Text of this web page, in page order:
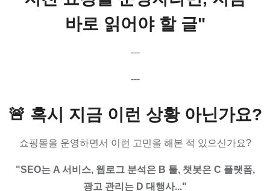
바로 읽어야 할 글"
---
---
🚨 혹시 지금 이런 상황 아닌가요?
쇼핑몰을 운영하면서 이런 고민을 해본 적 있으신가요?
"SEO는 A 서비스, 웹로그 분석은 B 툴, 챗봇은 C 플랫폼,
광고 관리는 D 대행사..."